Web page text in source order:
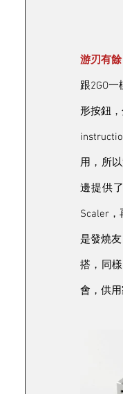
游刃有餘
跟2GO
形按鈕
用，所
邊提供
Scaler，
是發燒
搭，同
會，供